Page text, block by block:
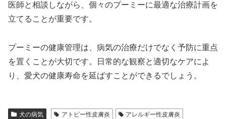
医師と相談しながら、個々のプーミーに最適な治療計画を
立てることが重要です。
プーミーの健康管理は、病気の治療だけでなく予防に重点
を置くことが大切です。日常的な観察と適切なケアによ
り、愛犬の健康寿命を延ばすことができるでしょう。
犬の病気 アトピー性皮膚炎
アレルギー性皮膚炎